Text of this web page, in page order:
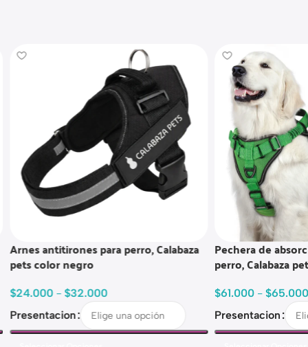
Arnes antitirones para perro, Calabaza
pets color negro
24.000 - $ 32.000
Presentacion
Pechera de
perro, Calabaza
$61.000 - $65.000
Presentacion